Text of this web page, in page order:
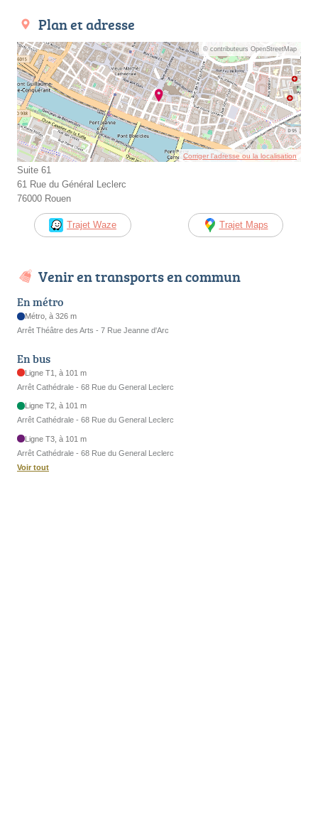
Plan et adresse
© contributeurs OpenStreetMap
Corriger l’adresse ou la localisation
Suite 61
61 Rue du Général Leclerc
76000 Rouen
Trajet Waze Trajet Maps
Venir en transports en commun
En métro
Métro, à 326 m
Arrêt Théâtre des Arts - 7 Rue Jeanne d'Arc
En bus
Ligne T1, à 101 m
Arrêt Cathédrale - 68 Rue du General Leclerc
Ligne T2, à 101 m
Arrêt Cathédrale - 68 Rue du General Leclerc
Ligne T3, à 101 m
Arrêt Cathédrale - 68 Rue du General Leclerc
Voir tout